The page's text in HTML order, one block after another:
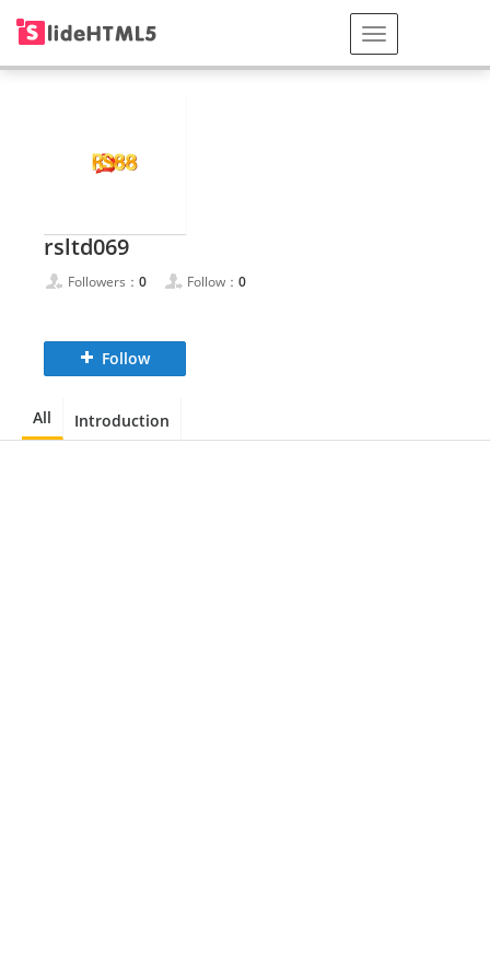
rsltd069
Followers： 0 Follow： 0
Follow
All Introduction